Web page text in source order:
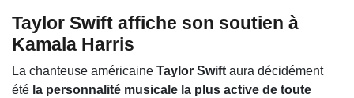
Taylor Swift affiche son soutien à
Kamala Harris
La chanteuse américaine Taylor Swift aura décidément
été la personnalité musicale la plus active de toute